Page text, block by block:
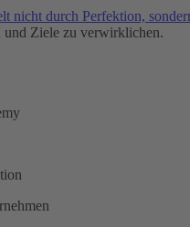
nicht durch Perfektion,
und Ziele zu verwirklichen.